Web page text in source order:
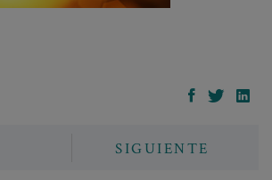
SIGUIENTE